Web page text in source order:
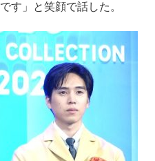
す」と笑顔で話した。